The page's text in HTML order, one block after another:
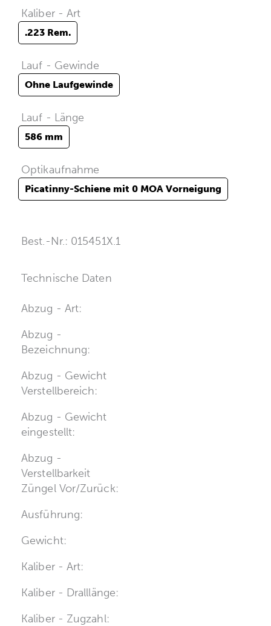
Kaliber - Art
.223 Rem.
Lauf - Gewinde
Ohne Laufgewinde
Lauf - Länge
586 mm
Optikaufnahme
Picatinny-Schiene mit 0 MOA Vorneigung
Best.-Nr.: 015451X.1
Technische Daten
Abzug - Art:
Abzug -
Bezeichnung:
Abzug - Gewicht
Verstellbereich:
Abzug - Gewicht
eingestellt:
Abzug -
Verstellbarkeit
Züngel Vor/Zurück:
Ausführung:
Gewicht:
Kaliber - Art:
Kaliber - Dralllänge:
Kaliber - Zugzahl: